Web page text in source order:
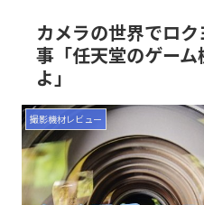
カメラの世界でロ
事「任天堂のゲー
よ」
撮影機材レビュー